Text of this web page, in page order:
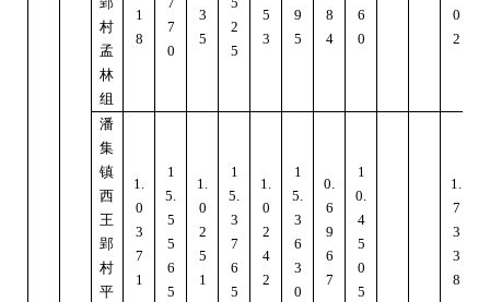
村
孟
林
组
1
8
7
0
3
5
2
5
5
3
9
5
8
4
6
0
0
2
潘
集
镇
西
王
郢
村
平
1.
0
3
7
1
1
5.
5
5
6
5
1.
0
2
5
1
1
5.
3
7
6
5
1.
0
2
4
2
1
5.
3
6
3
0
0.
6
9
6
7
1
0.
4
5
0
5
1.
7
3
3
8